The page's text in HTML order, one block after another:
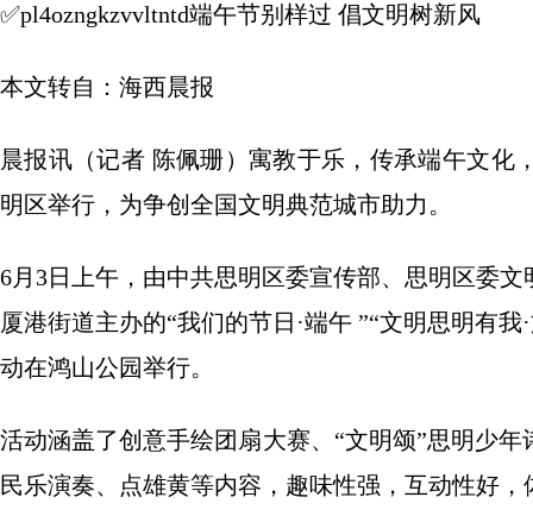
✅pl4ozngkzvvltntd端午节别样过 倡文明树新风
本文转自：海西晨报
晨报讯（记者 陈佩珊）寓教于乐，传承端午文
明区举行，为争创全国文明典范城市助力。
6月3日上午，由中共思明区委宣传部、思明区委
厦港街道主办的“我们的节日·端午 ”“文明思明有
动在鸿山公园举行。
活动涵盖了创意手绘团扇大赛、“文明颂”思明少
民乐演奏、点雄黄等内容，趣味性强，互动性好，